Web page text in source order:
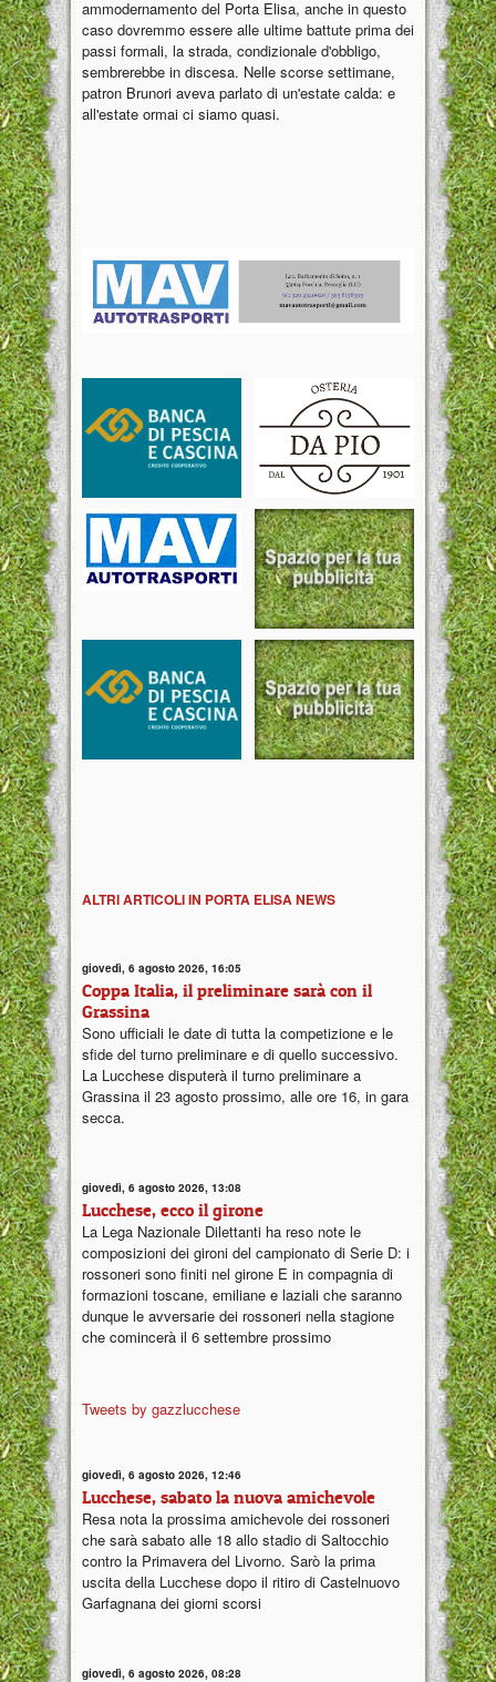
ammodernamento del Porta Elisa, anche in questo
caso dovremmo essere alle ultime battute prima dei
passi formali, la strada, condizionale d'obbligo,
sembrerebbe in discesa. Nelle scorse settimane,
patron Brunori aveva parlato di un'estate calda: e
all'estate ormai ci siamo quasi.
ALTRI ARTICOLI IN PORTA ELISA NEWS
giovedì, 6 agosto 2026, 16:05
Coppa Italia, il preliminare sarà con il
Grassina
Sono ufficiali le date di tutta la competizione e le
sfide del turno preliminare e di quello successivo.
La Lucchese disputerà il turno preliminare a
Grassina il 23 agosto prossimo, alle ore 16, in gara
secca.
giovedì, 6 agosto 2026, 13:08
Lucchese, ecco il girone
La Lega Nazionale Dilettanti ha reso note le
composizioni dei gironi del campionato di Serie D: i
rossoneri sono finiti nel girone E in compagnia di
formazioni toscane, emiliane e laziali che saranno
dunque le avversarie dei rossoneri nella stagione
che comincerà il 6 settembre prossimo
Tweets by gazzlucchese
giovedì, 6 agosto 2026, 12:46
Lucchese, sabato la nuova amichevole
Resa nota la prossima amichevole dei rossoneri
che sarà sabato alle 18 allo stadio di Saltocchio
contro la Primavera del Livorno. Sarò la prima
uscita della Lucchese dopo il ritiro di Castelnuovo
Garfagnana dei giorni scorsi
giovedì, 6 agosto 2026, 08:28